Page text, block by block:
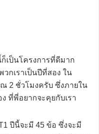
เป็นโครงการที่ดีมาก
กเราเป็นปีที่สอง ใน
2 ชั่วโมงครับ ซึ่งภายใน
ที่พี่อยากจะคุยกับเรา
ปีนี้จะมี 45 ข้อ ซึ่งจะมี